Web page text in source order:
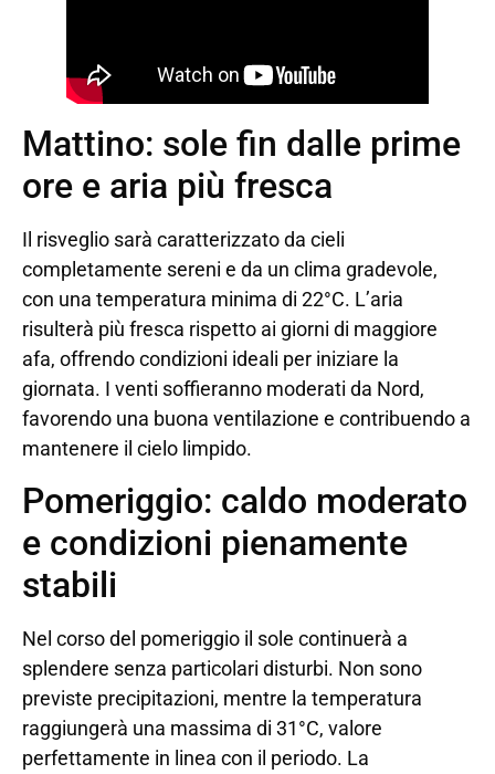
Mattino: sole fin dalle prime
ore e aria più fresca
Il risveglio sarà caratterizzato da cieli
completamente sereni e da un clima gradevole,
con una temperatura minima di 22°C. L’aria
risulterà più fresca rispetto ai giorni di maggiore
afa, offrendo condizioni ideali per iniziare la
giornata. I venti soffieranno moderati da Nord,
favorendo una buona ventilazione e contribuendo a
mantenere il cielo limpido.
Pomeriggio: caldo moderato
e condizioni pienamente
stabili
Nel corso del pomeriggio il sole continuerà a
splendere senza particolari disturbi. Non sono
previste precipitazioni, mentre la temperatura
raggiungerà una massima di 31°C, valore
perfettamente in linea con il periodo. La